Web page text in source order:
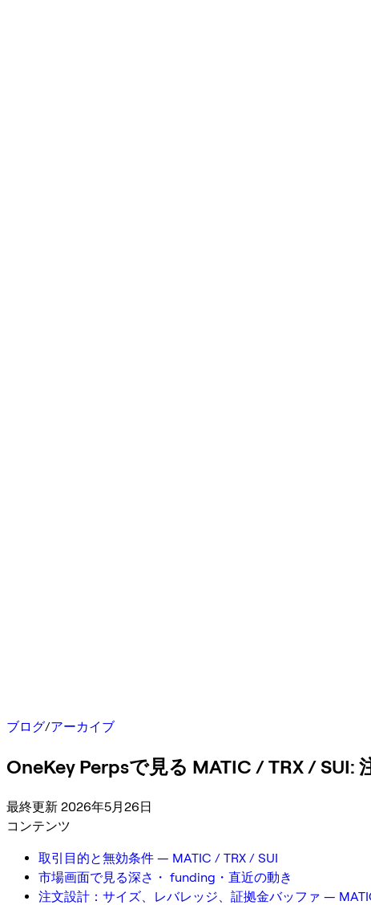
ブログ/アーカイブ
OneKey Perpsで見る MATIC / TRX /
最終更新 2026年5月26日
コンテンツ
取引目的と無効条件 — MATIC / TRX / SUI
市場画面で見る深さ・ funding・直近の動き
注文設計：サイズ、レバレッジ、証拠金バッファ —